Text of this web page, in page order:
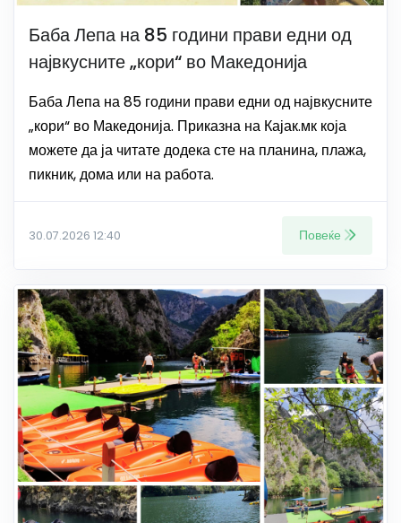
Баба Лепа на 85 години прави едни од
највкусните „кори“ во Македонија
Баба Лепа на 85 години прави едни од највкусните
„кори“ во Македонија. Приказна на Кајак.мк која
можете да ја читате додека сте на планина, плажа,
пикник, дома или на работа.
30.07.2026 12:40 Повеќе